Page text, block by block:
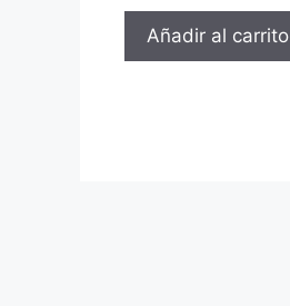
Añadir al carrito